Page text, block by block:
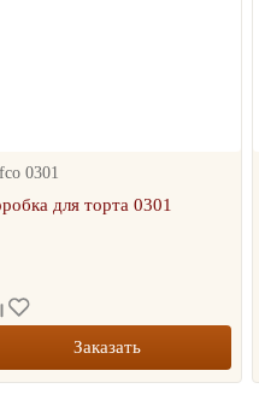
0301
для торта 0301
Заказать